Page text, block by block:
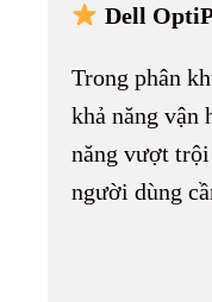
Dell
Trong phân
khả năng vận
năng vượt trội
người dùng